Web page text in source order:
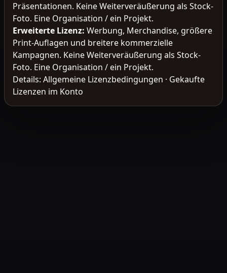
Präsentationen. Keine Weiterveräußerung als Stock-
Foto. Eine Organisation / ein Projekt.
Erweiterte Lizenz: Werbung, Merchandise, größere
Print-Auflagen und breitere kommerzielle
Kampagnen. Keine Weiterveräußerung als Stock-
Foto. Eine Organisation / ein Projekt.
Details: Allgemeine Lizenzbedingungen · Gekaufte
Lizenzen im Konto